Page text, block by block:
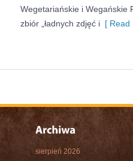
Wegetariańskie i Wegańskie
zbiór „ładnych zdjęć i [ Read
sierpień 2026